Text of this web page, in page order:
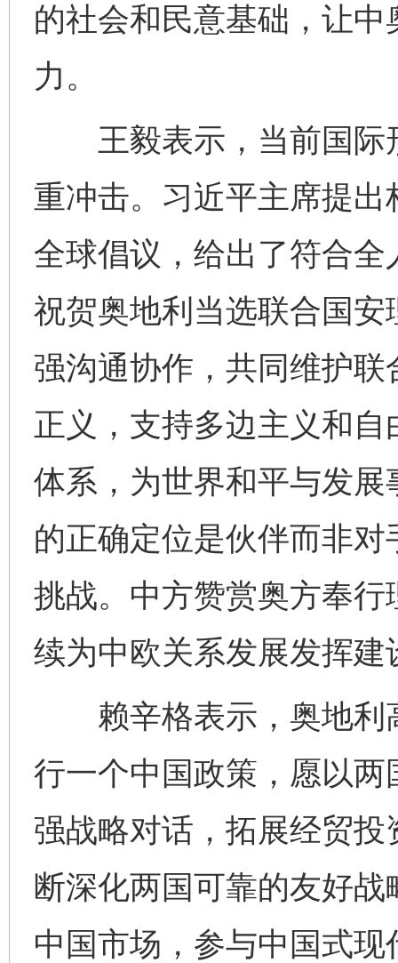
的社会和民意基础，让
力。
王毅表示，当前国际
重冲击。习近平主席提
全球倡议，给出了符合
祝贺奥地利当选联合国
强沟通协作，共同维护
正义，支持多边主义和
体系，为世界和平与发
的正确定位是伙伴而非
挑战。中方赞赏奥方奉
续为中欧关系发展发挥建
赖辛格表示，奥地利
行一个中国政策，愿以
强战略对话，拓展经贸
断深化两国可靠的友好
中国市场，参与中国式